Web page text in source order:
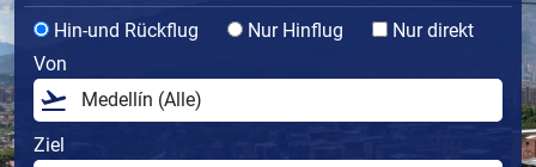
Hin-und Rückflug Nur Hinflug
Nur direkt
Von
Ziel